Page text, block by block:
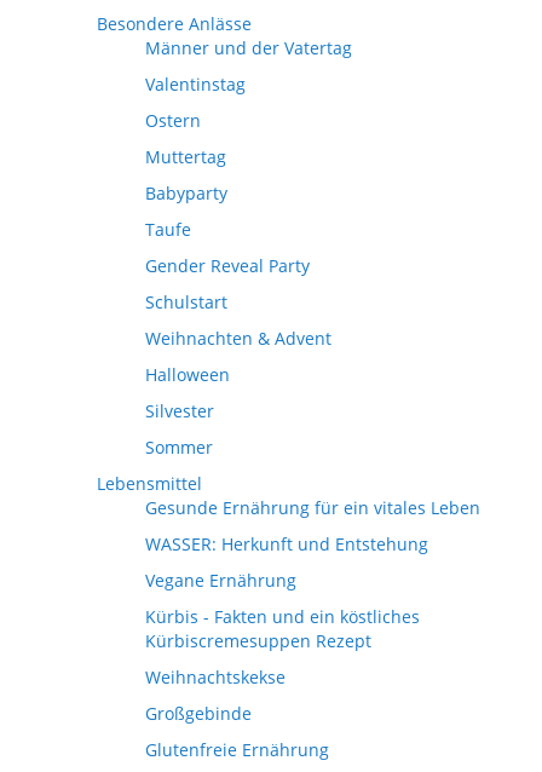
Besondere Anlässe
Männer und der Vatertag
Valentinstag
Ostern
Muttertag
Babyparty
Taufe
Gender Reveal Party
Schulstart
Weihnachten & Advent
Halloween
Silvester
Sommer
Lebensmittel
Gesunde Ernährung für ein vitales Leben
WASSER: Herkunft und Entstehung
Vegane Ernährung
Kürbis - Fakten und ein köstliches
Kürbiscremesuppen Rezept
Weihnachtskekse
Großgebinde
Glutenfreie Ernährung